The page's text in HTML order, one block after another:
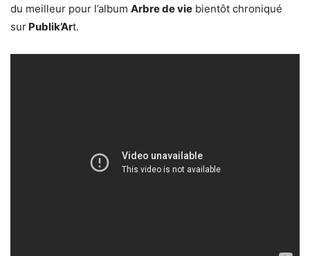
du meilleur pour l’album Arbre de vie bientôt chroniqué
sur Publik’Art.